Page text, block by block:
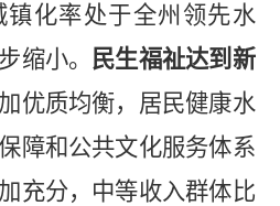
化率处于全州领先水
缩小。
民生福祉达到新
优质均衡，居民健康水
障和公共文化服务体系
充分，中等收入群体比